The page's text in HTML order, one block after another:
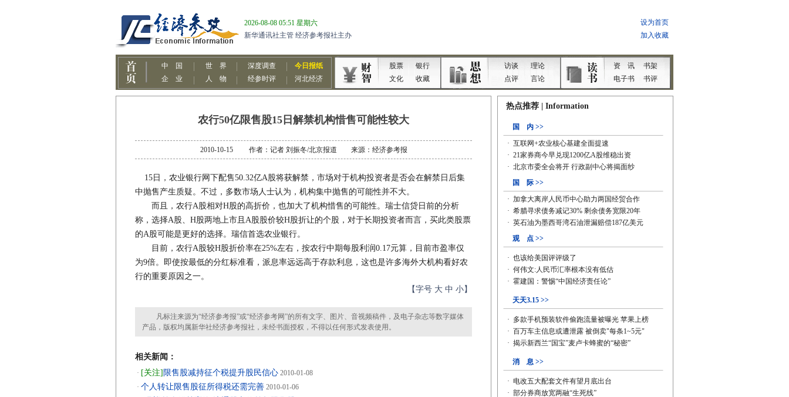
农行50亿限售股15日解禁机构惜售可能性较大
2010-10-15 作者：记者 刘振冬/北京报道 来源：经济参考报
15日，农业银行网下配售50.32亿A股将获解禁，市场对于机构投资者是否会在解禁日后集
中抛售产生质疑。不过，多数市场人士认为，机构集中抛售的可能性并不大。
而且，农行A股相对H股的高折价，也加大了机构惜售的可能性。瑞士信贷日前的分析
称，选择A股、H股两地上市且A股股价较H股折让的个股，对于长期投资者而言，买此类股票
的A股可能是更好的选择。瑞信首选农业银行。
目前，农行A股较H股折价率在25%左右，按农行中期每股利润0.17元算，目前市盈率仅
为9倍。即使按最低的分红标准看，派息率远远高于存款利息，这也是许多海外大机构看好农
行的重要原因之一。
【字号 大 中 小】
凡标注来源为“经济参考报”或“经济参考网”的所有文字、图片、音视频稿件，及电子杂志等数字媒体
产品，版权均属新华社经济参考报社，未经书面授权，不得以任何形式发表使用。
相关新闻：
· [关注] 限售股减持征个税提升股民信心 2010-01-08
· 个人转让限售股征所得税还需完善 2010-01-06